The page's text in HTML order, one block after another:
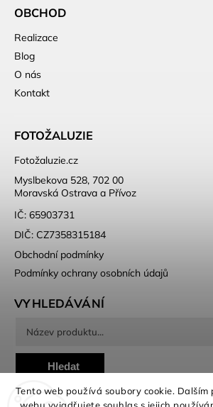
Tento web používá soubory cookie.
OBCHOD
Realizace
Blog
O nás
Kontakt
FOTOŽALUZIE
Fotožaluzie.cz
Myslbekova 528, 702 00
Moravská Ostrava a Přívoz
IČ: 65903731
DIČ: CZ7358315184
Obchodní podmínky
Podmínky ochrany osobních údajů
VYHLEDÁVÁNÍ
Hledat